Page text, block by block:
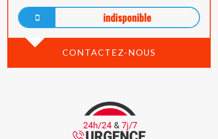
indisponible
CONTACTEZ-NOUS